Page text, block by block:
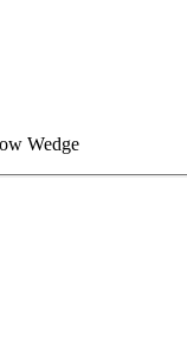
Wedge